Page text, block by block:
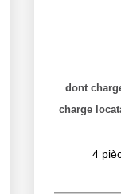
dont
charge
4